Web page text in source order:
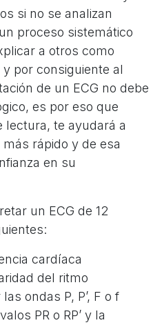
si no se analizan
proceso sistemático
a otros como
por consiguiente al
de un ECG no debe
es por eso que
te ayudará a
rápido y de esa
en su
un ECG de 12
cardíaca
del ritmo
ondas P, P’, F o f
PR o RP’ y la